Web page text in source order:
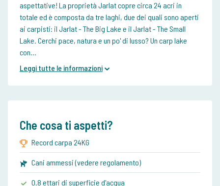
aspettative! La proprietà Jarlat copre circa 24 acri in
totale ed è composta da tre laghi, due dei quali sono aperti
ai carpisti: il Jarlat - The Big Lake e il Jarlat - The Small
Lake. Cerchi pace, natura e un po' di lusso? Un carp lake
con...
Leggi tutte le informazioni
Che cosa ti aspetti?
Record carpa 24KG
Cani ammessi (vedere regolamento)
0.8 ettari di superficie d'acqua